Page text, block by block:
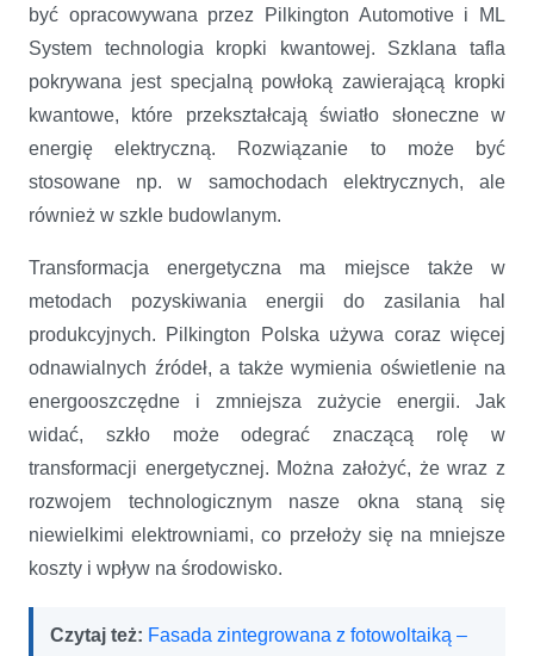
być opracowywana przez Pilkington Automotive i ML
System technologia kropki kwantowej. Szklana tafla
pokrywana jest specjalną powłoką zawierającą kropki
kwantowe, które przekształcają światło słoneczne w
energię elektryczną. Rozwiązanie to może być
stosowane np. w samochodach elektrycznych, ale
również w szkle budowlanym.
Transformacja energetyczna ma miejsce także w
metodach pozyskiwania energii do zasilania hal
produkcyjnych. Pilkington Polska używa coraz więcej
odnawialnych źródeł, a także wymienia oświetlenie na
energooszczędne i zmniejsza zużycie energii. Jak
widać, szkło może odegrać znaczącą rolę w
transformacji energetycznej. Można założyć, że wraz z
rozwojem technologicznym nasze okna staną się
niewielkimi elektrowniami, co przełoży się na mniejsze
koszty i wpływ na środowisko.
Czytaj też: Fasada zintegrowana z fotowoltaiką –